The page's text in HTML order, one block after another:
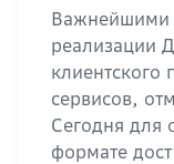
Важнейшими
реализации
клиентского
сервисов,
Сегодня для
формате